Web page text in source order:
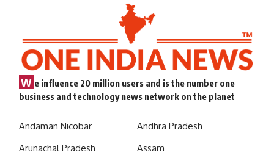
W e influence 20 million users and is the number one
business and technology news network on the planet
Andaman Nicobar
Andhra Pradesh
Arunachal Pradesh
Assam